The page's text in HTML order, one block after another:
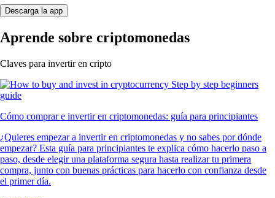
Descarga la app
Aprende sobre criptomonedas
Claves para invertir en cripto
Cómo comprar e invertir en criptomonedas: guía para principiantes
¿Quieres empezar a invertir en criptomonedas y no sabes por dónde
empezar? Esta guía para principiantes te explica cómo hacerlo paso a
paso, desde elegir una plataforma segura hasta realizar tu primera
compra, junto con buenas prácticas para hacerlo con confianza desde
el primer día.